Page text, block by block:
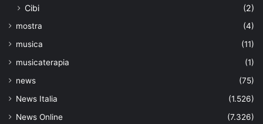
Cibi (2)
mostra
(4)
musica
(11)
musicaterapia
(1)
news
(75)
News Italia
(1.526)
News Online
(7.326)